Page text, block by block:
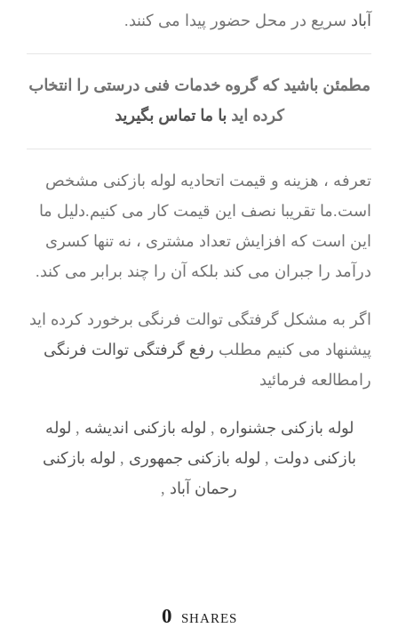
آباد سریع در محل حضور پیدا می کنند.
مطمئن باشید که گروه خدمات فنی درستی را انتخاب
کرده ایدبا ما تماس بگیرید
تعرفه ، هزینه و قیمت اتحادیه لوله بازکنی مشخص
است.ما تقریبا نصف این قیمت کار می کنیم.دلیل ما
این است که افزایش تعداد مشتری ، نه تنها کسری
درآمد را جبران می کند بلکه آن را چند برابر می کند.
اگر به مشکل گرفتگی توالت فرنگی برخورد کرده اید
پیشنهاد می کنیم مطلب رفع گرفتگی توالت فرنگی
رامطالعه فرمائید
لوله بازکنی جشنواره , لوله بازکنی اندیشه , لوله
بازکنی دولت , لوله بازکنی جمهوری , لوله بازکنی
رحمان آباد ,
0 SHARES